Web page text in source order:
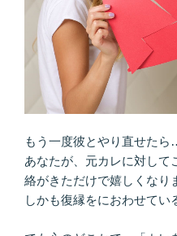
な
い…
人
な
彼
と
の
もう一度彼とやり直せたら
あなたが、元カレに対して
絡がきただけで嬉しくなり
しかも復縁をにおわせてい